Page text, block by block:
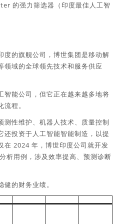
的强力筛选器（印度最佳人工智
度的旗舰公司，博世集团是移动解
领域的全球领先技术和服务供应
智能公司，但它正在越来越多地将
程。
测性维护、机器人技术、质量控制
还投资于人工智能智能制造，以提
在 2024 年，博世印度公司就开发
析用例，涉及效率提高、预测诊断
的财务业绩。